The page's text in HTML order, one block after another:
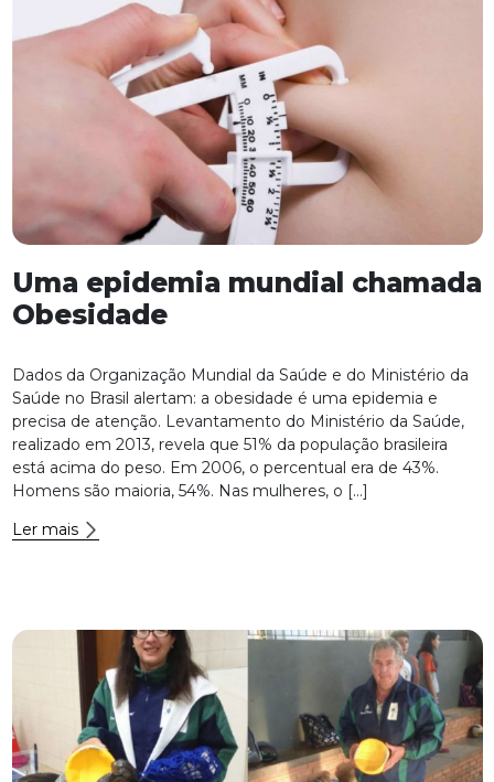
Uma epidemia mundial chamada
Obesidade
Dados da Organização Mundial da Saúde e do Ministério da
Saúde no Brasil alertam: a obesidade é uma epidemia e
precisa de atenção. Levantamento do Ministério da Saúde,
realizado em 2013, revela que 51% da população brasileira
está acima do peso. Em 2006, o percentual era de 43%.
Homens são maioria, 54%. Nas mulheres, o […]
Ler mais